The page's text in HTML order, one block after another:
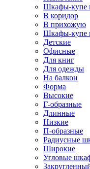
Шкафы-купе
В коридор
В прихожую
Шкафы-купе
Детские
Офисные
Для книг
Для одежды
На балкон
Форма
Высокие
Г-образные
Длинные
Низкие
П-образные
Радиусные
Широкие
Угловые